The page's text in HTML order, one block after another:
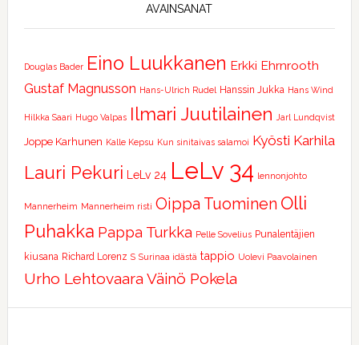
AVAINSANAT
Douglas Bader Eino Luukkanen Erkki Ehrnrooth
Gustaf Magnusson Hans-Ulrich Rudel Hanssin Jukka Hans Wind
Hilkka Saari Hugo Valpas Ilmari Juutilainen Jarl Lundqvist
Joppe Karhunen Kalle Kepsu Kun sinitaivas salamoi Kyösti Karhila
Lauri Pekuri LeLv 24 LeLv 34 lennonjohto
Mannerheim Mannerheim risti Oippa Tuominen Olli
Puhakka Pappa Turkka Pelle Sovelius Punalentäjien
kiusana Richard Lorenz S Surinaa idästä tappio Uolevi Paavolainen
Urho Lehtovaara Väinö Pokela